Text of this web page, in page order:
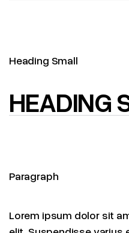
Heading Small
HEADING
Paragraph
Lorem ipsum dolor sit